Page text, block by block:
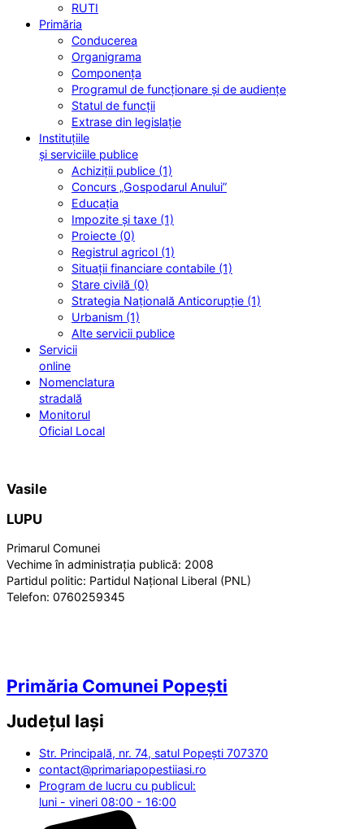
RUTI
Primăria
Conducerea
Organigrama
Componența
Programul de funcționare și de audiențe
Statul de funcții
Extrase din legislație
Instituțiile
și serviciile publice
Achiziții publice (1)
Concurs „Gospodarul Anului”
Educația
Impozite și taxe (1)
Proiecte (0)
Registrul agricol (1)
Situații financiare contabile (1)
Stare civilă (0)
Strategia Națională Anticorupție (1)
Urbanism (1)
Alte servicii publice
Servicii
online
Nomenclatura
stradală
Monitorul
Oficial Local
Vasile
LUPU
Primarul Comunei
Vechime în administrația publică: 2008
Partidul politic: Partidul Național Liberal (PNL)
Telefon: 0760259345
Primăria Comunei Popești
Județul Iași
Str. Principală, nr. 74, satul Popești 707370
contact@primariapopestiiasi.ro
Program de lucru cu publicul:
luni - vineri 08:00 - 16:00